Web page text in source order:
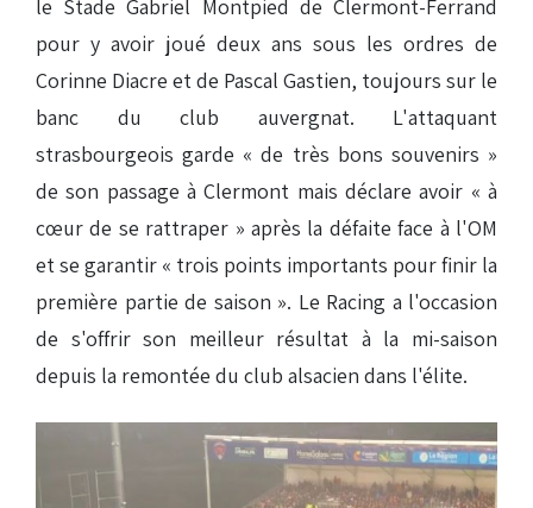
le Stade Gabriel Montpied de Clermont-Ferrand
pour y avoir joué deux ans sous les ordres de
Corinne Diacre et de Pascal Gastien, toujours sur le
banc du club auvergnat. L'attaquant
strasbourgeois garde « de très bons souvenirs »
de son passage à Clermont mais déclare avoir « à
cœur de se rattraper » après la défaite face à l'OM
et se garantir « trois points importants pour finir la
première partie de saison ». Le Racing a l'occasion
de s'offrir son meilleur résultat à la mi-saison
depuis la remontée du club alsacien dans l'élite.